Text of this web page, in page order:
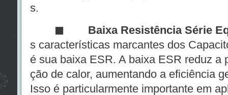
s.
◼ Baixa Resistência Série
s características marcantes dos
é sua baixa ESR. A baixa ESR reduz a
ção de calor, aumentando a eficiência
Isso é particularmente importante em